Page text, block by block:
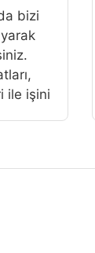
bizi
ile işini